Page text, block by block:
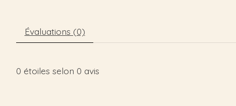
Évaluations (0)
0 étoiles selon 0 avis